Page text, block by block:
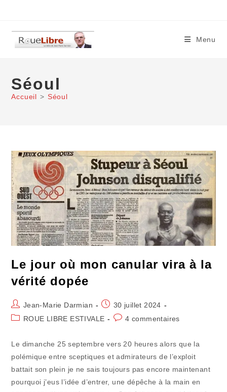
content
Menu
Séoul
Accueil > Séoul
Le jour où mon canular vira à la
vérité dopée
Auteur/autrice
de
Jean-Marie Darmian
Publication
publiée :
30 juillet 2024
PostROUE LIBRE ESTIVALE
Commentaires
4 commentaires
Le dimanche 25 septembre vers 20 heures alors que la
polémique entre sceptiques et admirateurs de l’exploit
battait son plein je ne sais toujours pas encore maintenant
pourquoi j’eus l’idée d’entrer, une dépêche à la main en